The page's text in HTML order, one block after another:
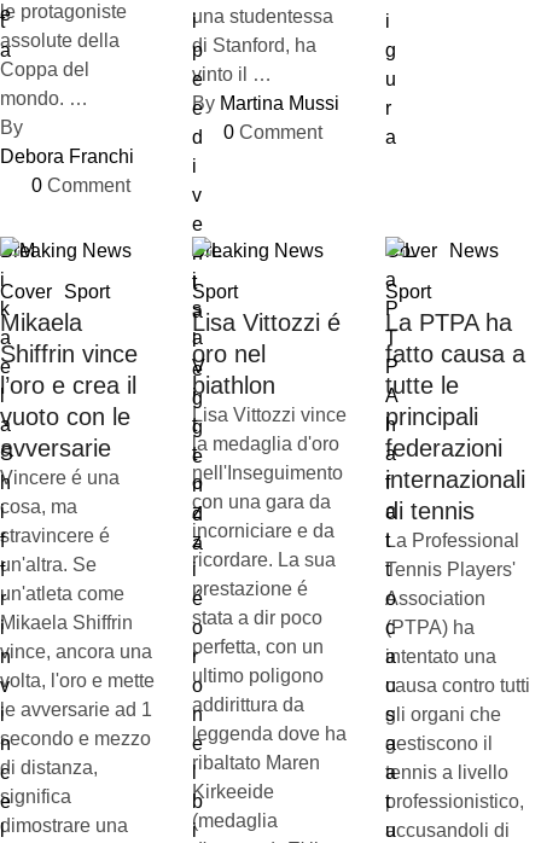
le protagoniste
assolute della
Coppa del
mondo. …
By
Debora Franchi
0 Comment
una studentessa
di Stanford, ha
vinto il …
By Martina Mussi
0 Comment
Breaking News
Cover
Sport
Mikaela
Shiffrin vince
l’oro e crea il
vuoto con le
avversarie
Vincere é una
cosa, ma
stravincere é
un'altra. Se
un'atleta come
Mikaela Shiffrin
vince, ancora una
volta, l'oro e mette
le avversarie ad 1
secondo e mezzo
di distanza,
significa
dimostrare una
Breaking News
Sport
Lisa Vittozzi é
oro nel
biathlon
Lisa Vittozzi vince
la medaglia d'oro
nell'Inseguimento
con una gara da
incorniciare e da
ricordare. La sua
prestazione é
stata a dir poco
perfetta, con un
ultimo poligono
addirittura da
leggenda dove ha
ribaltato Maren
Kirkeeide
(medaglia
Cover
News
Sport
La PTPA ha
fatto causa a
tutte le
principali
federazioni
internazionali
di tennis
La Professional
Tennis Players'
Association
(PTPA) ha
intentato una
causa contro tutti
gli organi che
gestiscono il
tennis a livello
professionistico,
accusandoli di